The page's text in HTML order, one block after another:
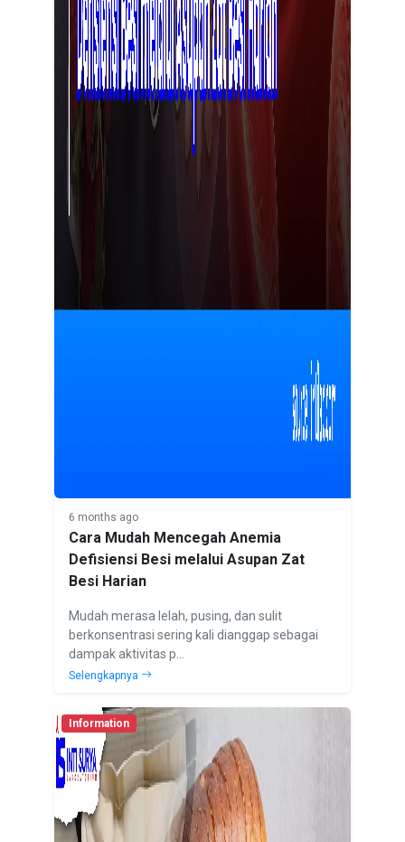
6 months ago
Cara Mudah Mencegah Anemia
Defisiensi Besi melalui Asupan Zat
Besi Harian
Mudah merasa lelah, pusing, dan sulit
berkonsentrasi sering kali dianggap sebagai
dampak aktivitas p...
Selengkapnya
Information